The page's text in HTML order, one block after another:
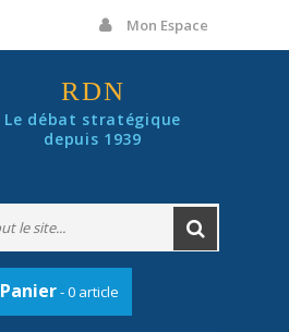
Mon Espace
RDN
Le débat stratégique
depuis 1939
Panier- 0 article